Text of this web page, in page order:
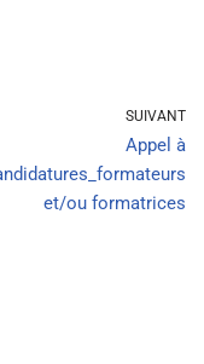
SUIVANT
Appel à
et/ou formatrices